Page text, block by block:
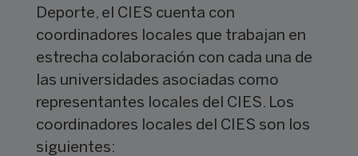
Deporte, el CIES cuenta con
coordinadores locales que trabajan en
estrecha colaboración con cada una de
las universidades asociadas como
representantes locales del CIES. Los
coordinadores locales del CIES son los
siguientes: